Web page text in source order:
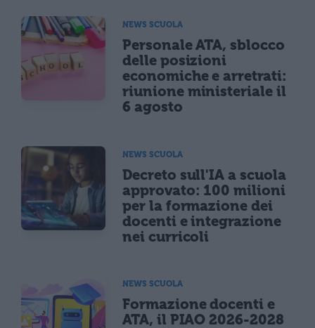
NEWS SCUOLA
Personale ATA, sblocco
delle posizioni
economiche e arretrati:
riunione ministeriale il
6 agosto
NEWS SCUOLA
Decreto sull'IA a scuola
approvato: 100 milioni
per la formazione dei
docenti e integrazione
nei curricoli
NEWS SCUOLA
Formazione docenti e
ATA, il PIAO 2026-2028